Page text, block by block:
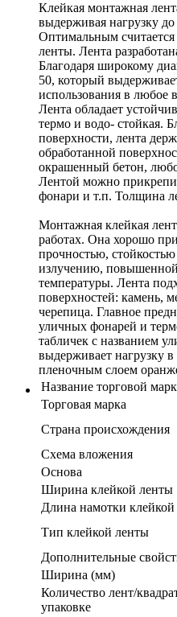
Клейкая монтажная
выдерживая нагрузку
Оптимальным считается
ленты. Лента
Благодаря широкому
50, который
использования в любое
Лента обладает
термо и водо- стойкая.
поверхности, лента
обработанной
окрашенный бетон,
Лентой можно
фонари и т.п. Толщина
Монтажная клейкая
работах. Она хорошо
прочностью,
излучению,
температуры. Лента
поверхностей: камень,
черепица. Главное
уличных фонарей и
табличек с названием
выдерживает нагрузку
пленочным слоем
Название торговой
Торговая марка
Страна происхождения
Схема вложения
Основа
Ширина клейкой ленты
Длина намотки
Тип клейкой ленты
Дополнительные
Ширина (мм)
Количество лент/
упаковке